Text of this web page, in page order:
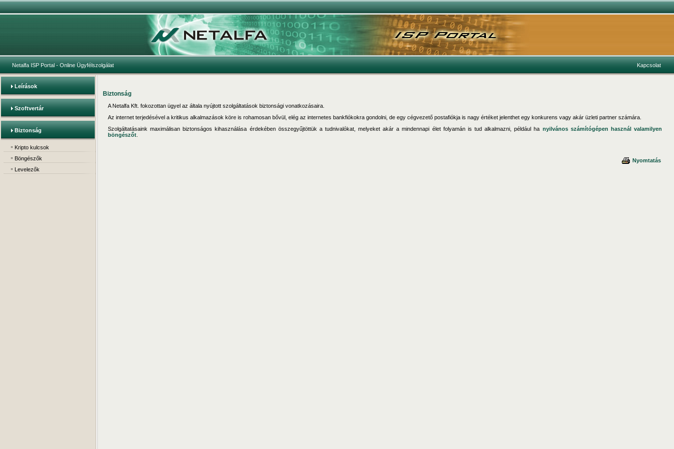
Netalfa ISP Portal - Online Ügyfélszolgálat Kapcsolat
Leírások
Szoftvertár
Biztonság
Kripto kulcsok
Böngészők
Levelezők
Biztonság
A Netalfa Kft. fokozottan ügyel az általa nyújtott szolgáltatások biztonsági vonatkozásaira.
Az internet terjedésével a kritikus alkalmazások köre is rohamosan bővül, elég az internetes bankfiókokra gondolni, de egy cégvezető postafiókja is nagy értéket jelenthet egy konkurens vagy akár üzleti partner számára.
Szolgáltatásaink maximálisan biztonságos kihasználása érdekében összegyűjtöttük a tudnivalókat, melyeket akár a mindennapi élet folyamán is tud alkalmazni, például ha nyilvános számítógépen használ valamilyen
böngészőt
Nyomtatás